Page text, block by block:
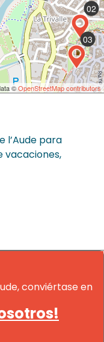
02
03
©OpenStreetMap contributors
l’Aude para
vacaciones,
conviértase en